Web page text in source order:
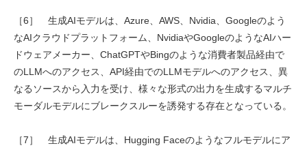
［6］ 生成AIモデルは、Azure、AWS、Nvidia、Googleのよう
なAIクラウドプラットフォーム、NvidiaやGoogleのようなAIハー
ドウェアメーカー、ChatGPTやBingのような消費者製品経由で
のLLMへのアクセス、API経由でのLLMモデルへのアクセス、異
なるソースから入力を受け、様々な形式の出力を生成するマルチ
モーダルモデルにブレークスルーを誘発する存在となっている。
［7］ 生成AIモデルは、Hugging Faceのようなフルモデルにア